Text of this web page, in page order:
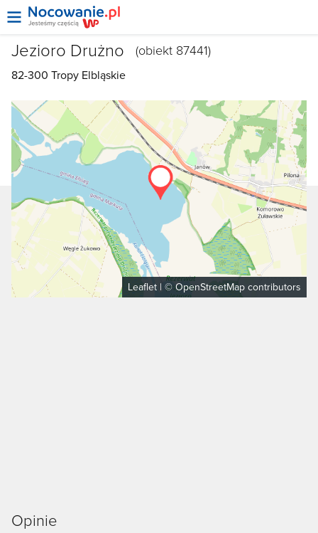
Jezioro Drużno (obiekt 87441)
82-300 Tropy Elbląskie
Leaflet | ©OpenStreetMap contributors
Opinie